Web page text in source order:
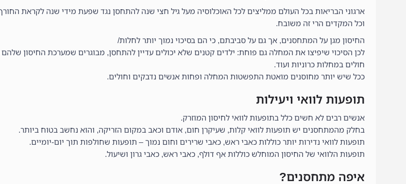
ארגוני הבריאות בכל העולם ממליצים לכל האוכלוסיה מעל גיל חצי שנה להתחסן נגד שפעת מידי שנה לקראת
וכל המקדים הרי זה משובח.
החיסון מגן על המתחסנים, אך גם על סביבתם, כי הם בסיכוי נמוך יותר לחלות/
לכן הסיכוי שיפיצו את המחלה גם פוחת: ילדים קטנים שלא יכולים עדיין להתחסן, מבוגרים שמערכת החיסון
חולים במחלות כרוניות ועוד.
ככל שיש יותר מחוסנים מואטת התפשטות המחלה ופחות אנשים נדבקים וחולים.
תופעות לוואי ויעילות
אנשים רבים לא חשים כלל בתופעות לוואי לחיסון המוזרק.
בחלק מהמתחסנים יש תופעות לוואי קלות, שעיקרן חום, אודם וכאב במקום הזריקה, והוא נחשב בטוח ביותר.
תופעות לוואי נדירות יותר כוללות כאבי ראש, כאבי שרירים וחום נמוך – תופעות שחולפות תוך יום-יומיים.
תופעות הלוואי של החיסון המוחלש כוללות אף דולף, כאבי ראש, כאבי גרון ושיעול.
איפה מתחסנים?